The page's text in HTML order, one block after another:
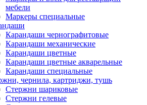
мебели
Маркеры специальные
Карандаши чернографитовые
Карандаши механические
Карандаши цветные
Карандаши цветные акварельные
Карандаши специальные
чернила, картриджи, тушь
Стержни шариковые
Стержни гелевые